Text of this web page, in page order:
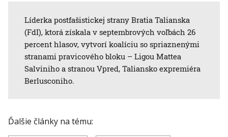
Líderka postfašistickej strany Bratia Talianska
(FdI), ktorá získala v septembrových voľbách 26
percent hlasov, vytvorí koalíciu so spriaznenými
stranami pravicového bloku – Ligou Mattea
Salviniho a stranou Vpred, Taliansko expremiéra
Berlusconiho.
Ďalšie články na tému: